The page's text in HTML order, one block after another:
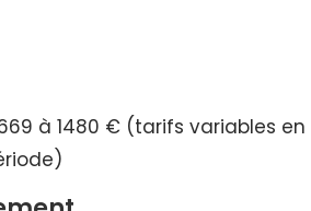
à 1480 € (tarifs variables en